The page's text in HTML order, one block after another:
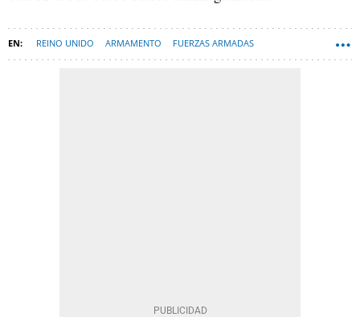
REINO UNIDO ARMAMENTO FUERZAS ARMADAS